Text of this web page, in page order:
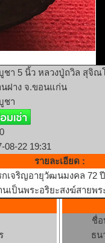
ชา 5 นิ้ว หลวงปู่ถวิล สุจิ
นฝาง จ.ขอนแก่น
ชา
08-22 19:31
รายละเอียด :
เจริญอายุวัฒนมงคล 72
เป็นพระอริยะสงฆ์สายพ
ชื่
ธน